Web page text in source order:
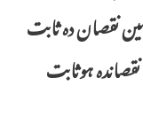
نقصان دہ ثابت
ہوثابت